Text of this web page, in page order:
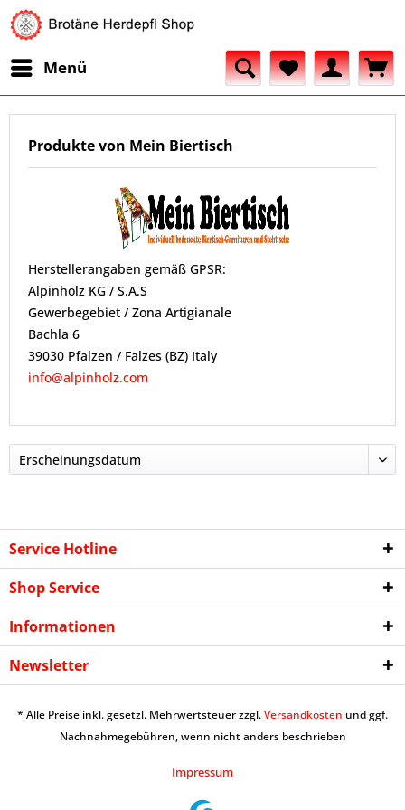
Menü
Produkte von Mein Biertisch
Herstellerangaben gemäß GPSR:
Alpinholz KG / S.A.S
Gewerbegebiet / Zona Artigianale
Bachla 6
39030 Pfalzen / Falzes (BZ) Italy
info@alpinholz.com
Service Hotline
Shop Service
Informationen
Newsletter
* Alle Preise inkl. gesetzl. Mehrwertsteuer zzgl.Versandkosten und ggf.
Nachnahmegebühren, wenn nicht anders beschrieben
Impressum